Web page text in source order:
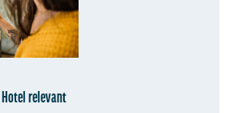
relevant